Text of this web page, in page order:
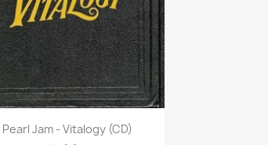
Vista rápida
Pearl Jam - Vitalogy (CD)